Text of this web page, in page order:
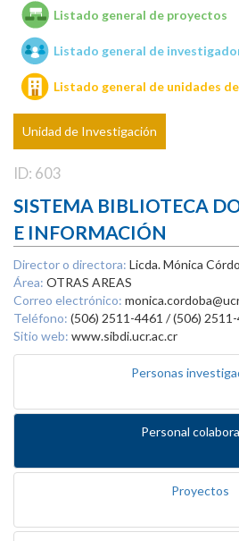
Unidades de investigación
Listado general de proyectos
Listado general de
Listado general de unidades
Unidad de Investigación
ID: 603
SISTEMA BIBLIOTECA
E INFORMACIÓN
Director o directora: Licda. Mónica
Área: OTRAS AREAS
Correo electrónico:
Teléfono: (506) 2511-4461 / (506)
Sitio web: www.sibdi.ucr.ac.cr
Personas
Personal
Proyectos